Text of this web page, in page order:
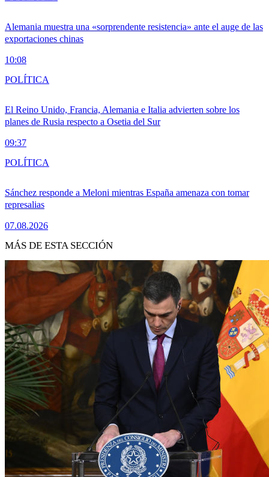
Alemania muestra una «sorprendente resistencia» ante el auge de las
exportaciones chinas
10:08
El Reino Unido, Francia, Alemania e Italia advierten sobre los
planes de Rusia respecto a Osetia del Sur
09:37
POLÍTICA
Sánchez responde a Meloni mientras España amenaza con tomar
represalias
07.08.2026
POLÍTICA
MÁS DE ESTA SECCIÓN